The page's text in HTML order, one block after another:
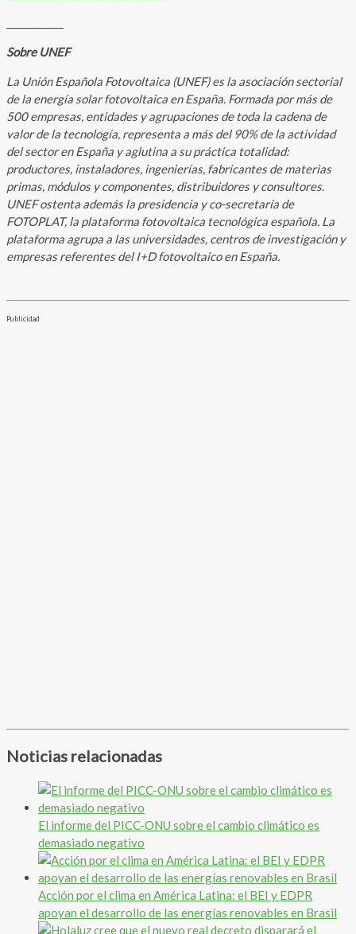
Sobre UNEF
La Unión Española Fotovoltaica (UNEF) es la asociación sectorial
de la energía solar fotovoltaica en España. Formada por más de
500 empresas, entidades y agrupaciones de toda la cadena de
valor de la tecnología, representa a más del 90% de la actividad
del sector en España y aglutina a su práctica totalidad:
productores, instaladores, ingenierías, fabricantes de materias
primas, módulos y componentes, distribuidores y consultores.
UNEF ostenta además la presidencia y co-secretaría de
FOTOPLAT, la plataforma fotovoltaica tecnológica española. La
plataforma agrupa a las universidades, centros de investigación y
empresas referentes del I+D fotovoltaico en España.
Publicidad
Noticias relacionadas
El informe del PICC-ONU sobre el cambio climático es
demasiado negativo
Acción por el clima en América Latina: el BEI y EDPR
apoyan el desarrollo de las energías renovables en Brasil